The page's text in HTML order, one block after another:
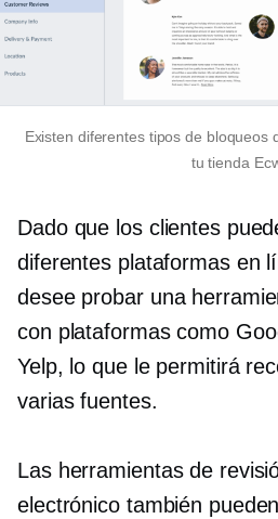
Existen diferentes tipos de bloqueos
tu tienda
Dado que los clientes
diferentes plataformas en
desee probar una
con plataformas como
Yelp, lo que le permitirá
varias fuentes.
Las herramientas de
electrónico también